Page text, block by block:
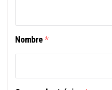
Nombre*